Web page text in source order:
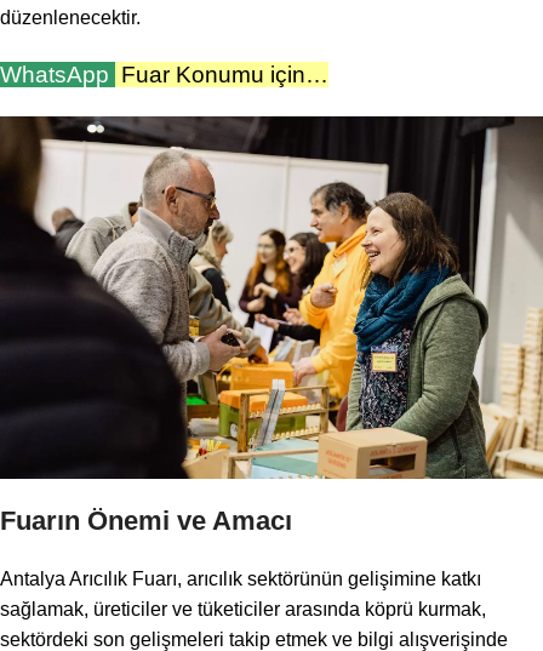
düzenlenecektir.
WhatsApp Fuar Konumu için…
Fuarın Önemi ve Amacı
Antalya Arıcılık Fuarı, arıcılık sektörünün gelişimine katkı
sağlamak, üreticiler ve tüketiciler arasında köprü kurmak,
sektördeki son gelişmeleri takip etmek ve bilgi alışverişinde